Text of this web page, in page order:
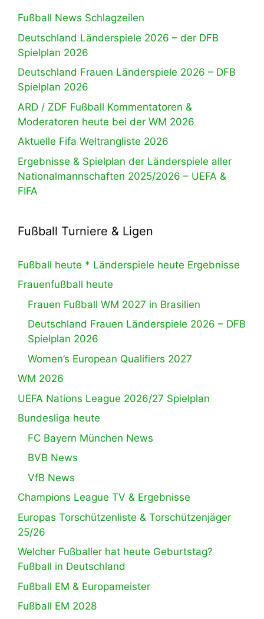
Fußball News Schlagzeilen
Deutschland Länderspiele 2026 – der DFB
Spielplan 2026
Deutschland Frauen Länderspiele 2026 – DFB
Spielplan 2026
ARD / ZDF Fußball Kommentatoren &
Moderatoren heute bei der WM 2026
Aktuelle Fifa Weltrangliste 2026
Ergebnisse & Spielplan der Länderspiele aller
Nationalmannschaften 2025/2026 – UEFA &
FIFA
Fußball Turniere & Ligen
Fußball heute * Länderspiele heute Ergebnisse
Frauenfußball heute
Frauen Fußball WM 2027 in Brasilien
Deutschland Frauen Länderspiele 2026 – DFB
Spielplan 2026
Women’s European Qualifiers 2027
WM 2026
UEFA Nations League 2026/27 Spielplan
Bundesliga heute
FC Bayern München News
BVB News
VfB News
Champions League TV & Ergebnisse
Europas Torschützenliste & Torschützenjäger
25/26
Welcher Fußballer hat heute Geburtstag?
Fußball in Deutschland
Fußball EM & Europameister
Fußball EM 2028